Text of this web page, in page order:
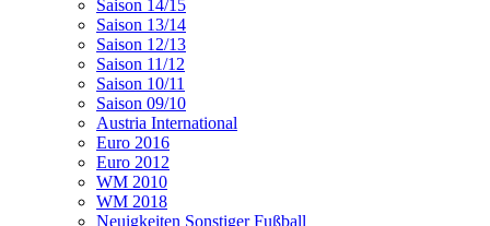
Saison 14/15
Saison 13/14
Saison 12/13
Saison 11/12
Saison 10/11
Saison 09/10
Austria International
Euro 2016
Euro 2012
WM 2010
WM 2018
Neuigkeiten Sonstiger Fußball